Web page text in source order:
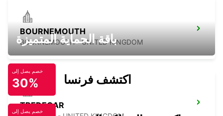
BOURNEMOUTH
BOURNEMOUTH - UNITED KINGDOM
TREDEGAR
باقة الحماية المتميزة
خصم يصل إلى
30% اكتشف فرنسا
خصم يصل إلى